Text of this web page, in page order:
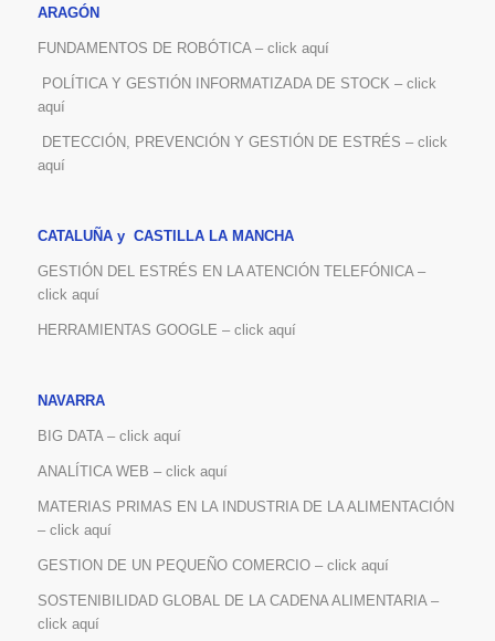
ARAGÓN
FUNDAMENTOS DE ROBÓTICA – click aquí
POLÍTICA Y GESTIÓN INFORMATIZADA DE STOCK – click
aquí
DETECCIÓN, PREVENCIÓN Y GESTIÓN DE ESTRÉS – click
aquí
CATALUÑA y CASTILLA LA MANCHA
GESTIÓN DEL ESTRÉS EN LA ATENCIÓN TELEFÓNICA –
click aquí
HERRAMIENTAS GOOGLE – click aquí
NAVARRA
BIG DATA – click aquí
ANALÍTICA WEB – click aquí
MATERIAS PRIMAS EN LA INDUSTRIA DE LA ALIMENTACIÓN
– click aquí
GESTION DE UN PEQUEÑO COMERCIO – click aquí
SOSTENIBILIDAD GLOBAL DE LA CADENA ALIMENTARIA –
click aquí